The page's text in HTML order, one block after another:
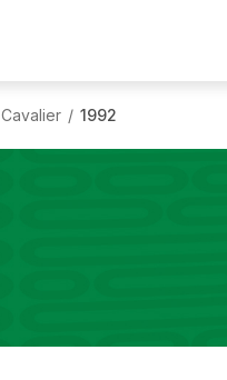
Cavalier / 1992